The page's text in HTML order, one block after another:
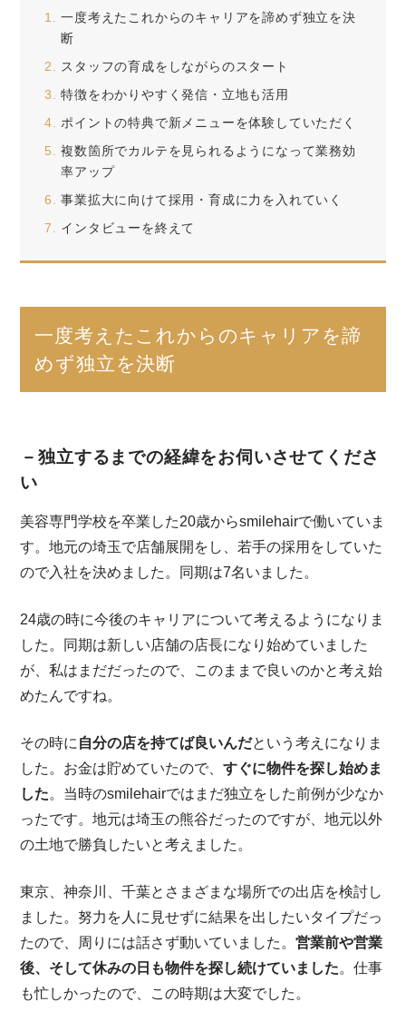
一度考えたこれからのキャリアを諦めず独立を決
断
スタッフの育成をしながらのスタート
特徴をわかりやすく発信・立地も活用
ポイントの特典で新メニューを体験していただく
複数箇所でカルテを見られるようになって業務効
率アップ
事業拡大に向けて採用・育成に力を入れていく
インタビューを終えて
一度考えたこれからのキャリアを諦
めず独立を決断
－独立するまでの経緯をお伺いさせてくださ
い
美容専門学校を卒業した20歳からsmilehairで働いていま
す。地元の埼玉で店舗展開をし、若手の採用をしていた
ので入社を決めました。同期は7名いました。
24歳の時に今後のキャリアについて考えるようになりま
した。同期は新しい店舗の店長になり始めていました
が、私はまだだったので、このままで良いのかと考え始
めたんですね。
その時に 自分の店を持てば良いんだという考えになりま
した。お金は貯めていたので、すぐに物件を探し始めま
した。当時のsmilehairではまだ独立をした前例が少なか
ったです。地元は埼玉の熊谷だったのですが、地元以外
の土地で勝負したいと考えました。
東京、神奈川、千葉とさまざまな場所での出店を検討し
ました。努力を人に見せずに結果を出したいタイプだっ
たので、周りには話さず動いていました。営業前や営業
後、そして休みの日も物件を探し続けていました。仕事
も忙しかったので、この時期は大変でした。